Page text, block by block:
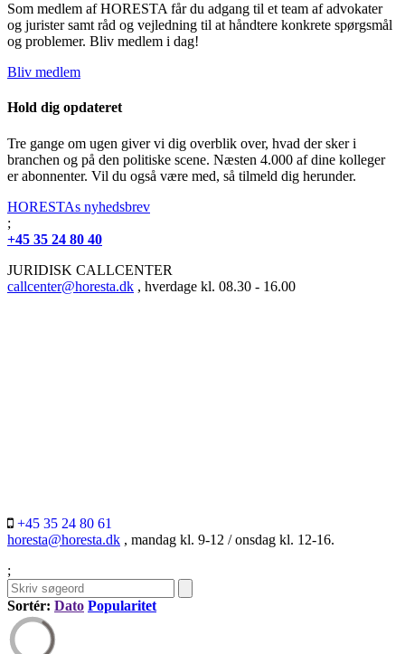
Som medlem af HORESTA får du adgang til et team af advokater
og jurister samt råd og vejledning til at håndtere konkrete spørgsmål
og problemer. Bliv medlem i dag!
Bliv medlem
Hold dig opdateret
Tre gange om ugen giver vi dig overblik over, hvad der sker i
branchen og på den politiske scene. Næsten 4.000 af dine kolleger
er abonnenter. Vil du også være med, så tilmeld dig herunder.
HORESTAs nyhedsbrev
;
+45 35 24 80 40
JURIDISK CALLCENTER
callcenter@horesta.dk , hverdage kl. 08.30 - 16.00
+45 35 24 80 61
horesta@horesta.dk , mandag kl. 9-12 / onsdag kl. 12-16.
;
Sortér: Dato Popularitet